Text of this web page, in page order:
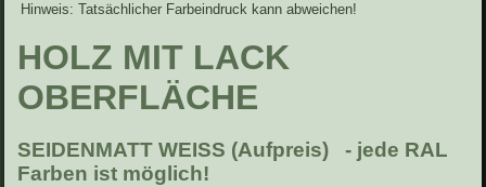
Hinweis: Tatsächlicher Farbeindruck kann abweichen!
HOLZ MIT LACK
OBERFLÄCHE
SEIDENMATT WEISS (Aufpreis) - jede RAL
Farben ist möglich!